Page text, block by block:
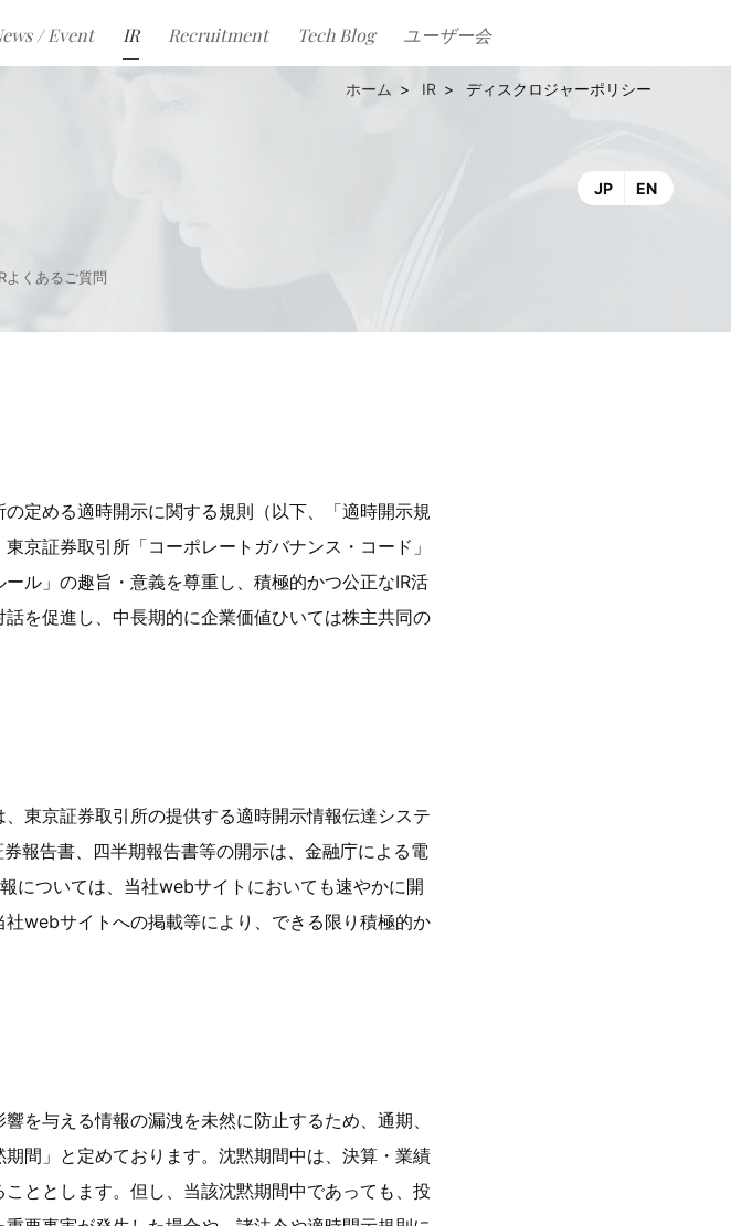
IR ディスクロジャーポリシー
JP EN
よくあるご質問
定める適時開示に関する規則（以下、「適時開示規
京証券取引所「コーポレートガバナンス・コード」
ル」の趣旨・意義を尊重し、積極的かつ公正なIR活
を促進し、中長期的に企業価値ひいては株主共同の
東京証券取引所の提供する適時開示情報伝達システ
報告書、四半期報告書等の開示は、金融庁による電
については、当社webサイトにおいても速やかに開
webサイトへの掲載等により、できる限り積極的か
を与える情報の漏洩を未然に防止するため、通期、
間」と定めております。沈黙期間中は、決算・業績
ととします。但し、当該沈黙期間中であっても、投
/ Event IR Recruitment Tech Blog ユーザー会